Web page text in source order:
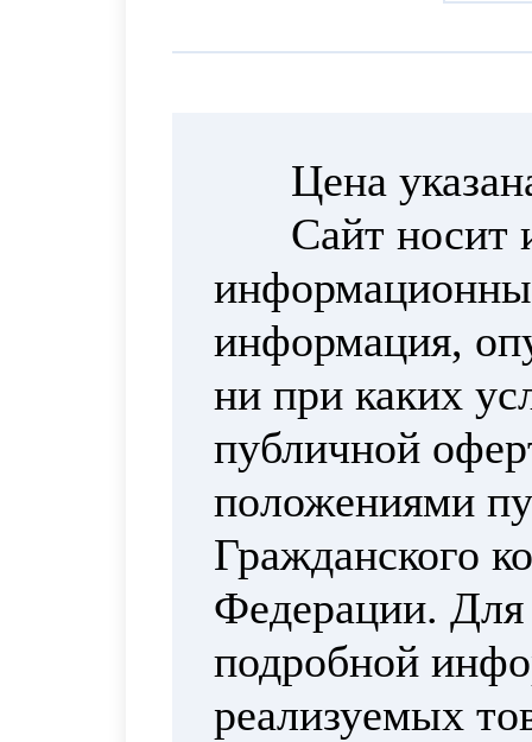
Цена
Сайт носит
информация,
ни при каких
публичной
положениями
Гражданского
Федерации. Для
подробной
реализуемых